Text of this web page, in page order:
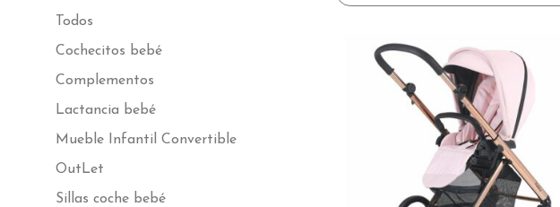
Todos
Cochecitos bebé
Complementos
Lactancia bebé
Mueble Infantil Convertible
OutLet
Sillas coche bebé